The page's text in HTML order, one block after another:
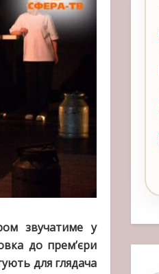
звучатиме у
до прем’єри
для глядача